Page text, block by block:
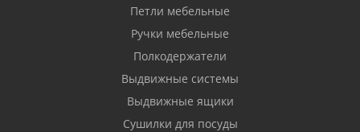
Петли мебельные
Ручки мебельные
Полкодержатели
Выдвижные системы
Выдвижные ящики
Сушилки для посуды